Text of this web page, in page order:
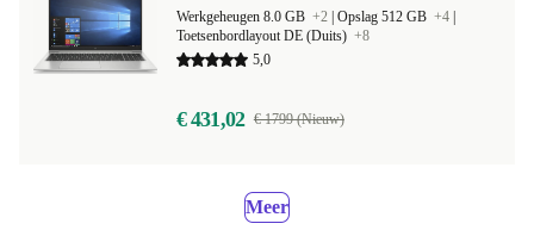
Werkgeheugen 8.0 GB +2 Opslag 512 GB +4
Toetsenbordlayout DE (Duits) +8
5,0
€ 431,02 € 1799 (Nieuw)
Meer